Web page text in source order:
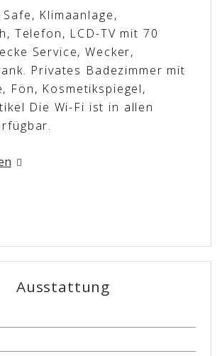
Klimaanlage,
Telefon, LCD-TV mit 70
Service, Wecker,
Privates Badezimmer mit
Fön, Kosmetikspiegel,
Die Wi-Fi ist in allen
Ausstattung